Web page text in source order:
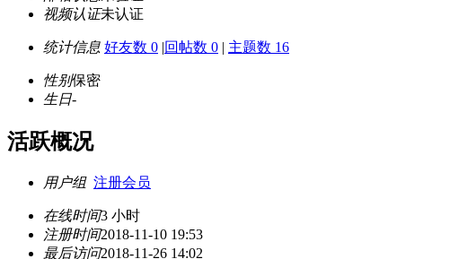
视频认证未认证
统计信息 好友数 0 |回帖数 0 | 主题数 16
性别保密
生日-
活跃概况
用户组 注册会员
在线时间3 小时
注册时间2018-11-10 19:53
最后访问2018-11-26 14:02